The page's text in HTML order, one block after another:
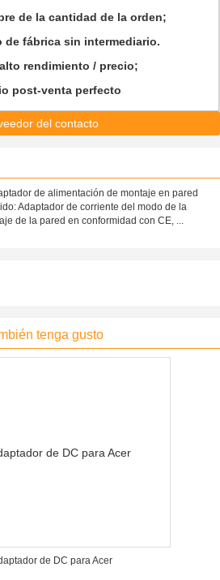
de la cantidad de la orden;
de fábrica sin intermediario.
rendimiento / precio;
post-venta perfecto
del contacto
de alimentación de montaje en pared
Adaptador de corriente del modo de la
de la pared en conformidad con CE, ...
tenga gusto
de DC para Acer